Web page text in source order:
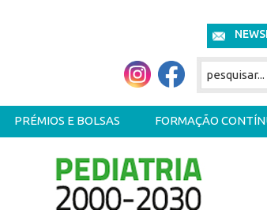
PRÉMIOS E BOLSAS FORMAÇÃO